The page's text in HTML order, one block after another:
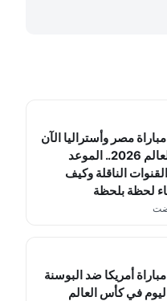
مصر وأستراليا الآن
في كأس العالم 2026.. الموعد
الناقلة وكيف
لحظة بلحظة
أمريكا ضد البوسنة
في كأس العالم